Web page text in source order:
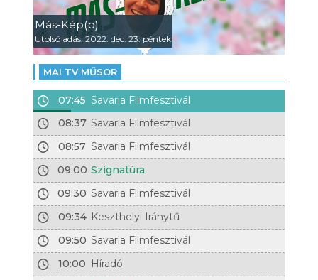
Más-Kép(p)
Utolsó adás: 2022. dec. 23. péntek
MAI TV MŰSOR
07:45 Savaria Filmfesztivál
08:37 Savaria Filmfesztivál
08:57 Savaria Filmfesztivál
09:00 Szignatúra
09:30 Savaria Filmfesztivál
09:34 Keszthelyi Iránytű
09:50 Savaria Filmfesztivál
10:00 Híradó